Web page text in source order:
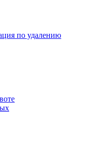
по удалению